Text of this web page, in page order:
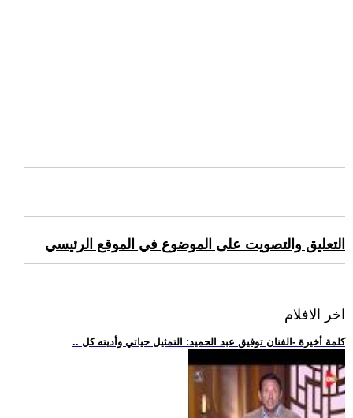
التعليق والتصويت على الموضوع في الموقع الرئيسي
اخر الافلام
.. كلمة أخيرة -الفنان توفيق عبد الحميد: التمثيل حياتي وأديته كل